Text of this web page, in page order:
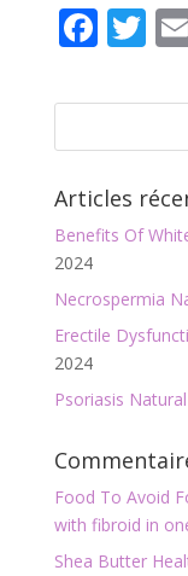
F
e
b
o
o
k
T
itt
er
Articles
Benefits Of
2024
Necrospermia
Erectile
2024
Psoriasis
Food To Avoid
with fibroid in
Shea Butter